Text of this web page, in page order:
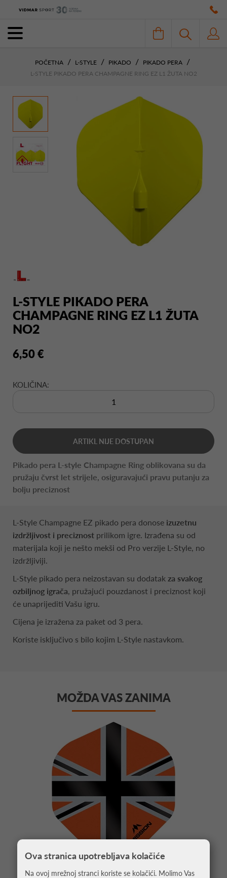
POČETNA L-STYLE PIKADO
PIKADO PERA
L-STYLE PIKADO PERA CHAMPAGNE RING EZ L1 ŽUTA NO2
L-STYLE PIKADO PERA
CHAMPAGNE RING EZ L1 ŽUTA
NO2
6,50 €
KOLIČINA:
ARTIKL NIJE DOSTUPAN
Pikado pera L-style Champagne Ring oblikovana su da
pružaju čvrst let strijele, osiguravajući pravu putanju za
bolju preciznost
L-Style Champagne EZ pikado pera donose izuzetnu
izdržljivost i preciznost prilikom igre. Izrađena su od
materijala koji je nešto mekši od Pro verzije L-Style, no
izdržljiviji.
L-Style pikado pera neizostavan su dodatak za svakog
ozbiljnog igrača, pružajući pouzdanost i preciznost koji
će unaprijediti Vašu igru.
Cijena je izražena za paket od 3 pera.
Koriste isključivo s bilo kojim L-Style nastavkom.
MOŽDA VAS ZANIMA
Ova stranica upotrebljava kolačiće
Na ovoj mrežnoj stranci koriste se kolačići. Molimo Vas